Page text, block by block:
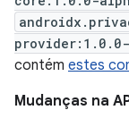
provider:1.0.0-
contém estes
Mudanças na